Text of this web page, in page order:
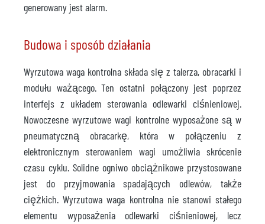
generowany jest alarm.
Budowa i sposób działania
Wyrzutowa waga kontrolna składa się z talerza, obracarki i
modułu ważącego. Ten ostatni połączony jest poprzez
interfejs z układem sterowania odlewarki ciśnieniowej.
Nowoczesne wyrzutowe wagi kontrolne wyposażone są w
pneumatyczną obracarkę, która w połączeniu z
elektronicznym sterowaniem wagi umożliwia skrócenie
czasu cyklu. Solidne ogniwo obciążnikowe przystosowane
jest do przyjmowania spadających odlewów, także
ciężkich. Wyrzutowa waga kontrolna nie stanowi stałego
elementu wyposażenia odlewarki ciśnieniowej, lecz